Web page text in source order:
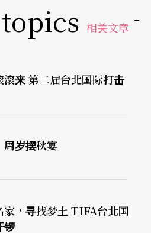
》与密猎者《你的蛋跟我
码则和漫画无关，做为此
作形态的存在。
命
道扬镳的「战略」，或是
，首次以通俗文化为创作
材范围（剧本、小说、电
心向通俗文化「漫画」渗
相关文章
滚来 第二届台北国际打击
周岁摆秋宴
家，寻找梦土 TIFA台北国
锣